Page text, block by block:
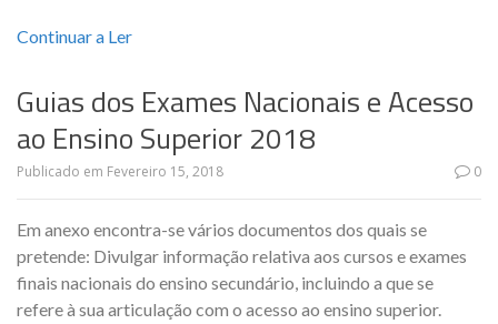
Continuar a Ler
Guias dos Exames Nacionais e Acesso
ao Ensino Superior 2018
Publicado em Fevereiro 15, 2018 0
Em anexo encontra-se vários documentos dos quais se
pretende: Divulgar informação relativa aos cursos e exames
finais nacionais do ensino secundário, incluindo a que se
refere à sua articulação com o acesso ao ensino superior.